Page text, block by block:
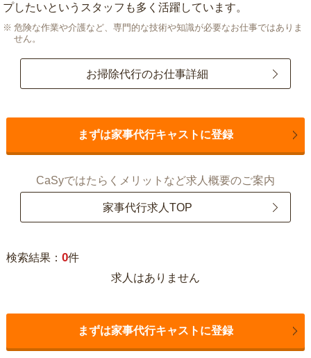
プしたいというスタッフも多く活躍しています。
危険な作業や介護など、専門的な技術や知識が必要なお仕事ではありま
せん。
お掃除代行のお仕事詳細
まずは家事代行キャストに登録
CaSyではたらくメリットなど求人概要のご案内
家事代行求人TOP
検索結果： 0件
求人はありません
まずは家事代行キャストに登録